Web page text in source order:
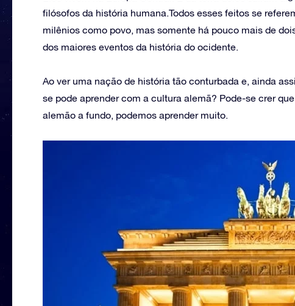
filósofos da história humana.Todos esses feitos se
milênios como povo, mas somente há pouco mais de
dos maiores eventos da história do ocidente.
Ao ver uma nação de história tão conturbada e, ainda
se pode aprender com a cultura alemã? Pode-se crer
alemão a fundo, podemos aprender muito.